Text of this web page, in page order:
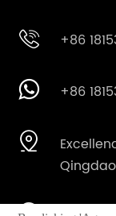
 +86
 +86
